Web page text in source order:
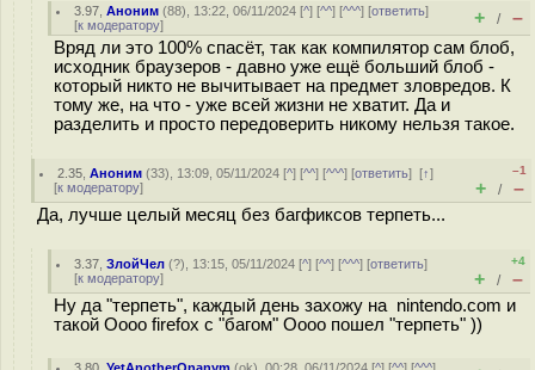
3.97 ,Аноним (88), 13:22, 06/11/2024 [^] [^^] [^^^] [ответить]
[к модератору] + / –
Вряд ли это 100% спасёт, так как компилятор сам блоб,
исходник браузеров - давно уже ещё больший блоб -
который никто не вычитывает на предмет зловредов. К
тому же, на что - уже всей жизни не хватит. Да и
разделить и просто передоверить никому нельзя такое.
2.35 ,Аноним (33), 13:09, 05/11/2024 [^] [^^] [^^^] [ответить][↑]
[к модератору]
–1
+ / –
Да, лучше целый месяц без багфиксов терпеть...
3.37 ,ЗлойЧел (?), 13:15, 05/11/2024 [^] [^^] [^^^] [ответить]
[к модератору]
+4
+ / –
Ну да "терпеть", каждый день захожу на nintendo.com и
такой Оооо firefox с "багом" Оооо пошел "терпеть" ))